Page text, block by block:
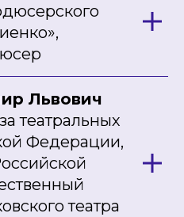
Львович
театральных
Федерации,
театра